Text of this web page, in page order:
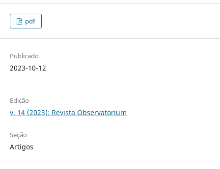
pdf
Publicado
2023-10-12
Edição
v. 14 (2023): Revista Observatorium
Seção
Artigos